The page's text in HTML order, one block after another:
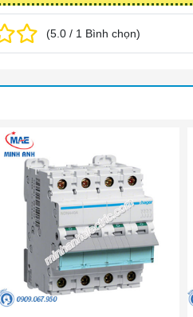
(5.0 / 1 Bình chọn)